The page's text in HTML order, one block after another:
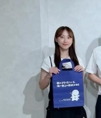
朝イチに職場で話を
がいて、入籍すると
て、その場はおめで
経つにつれ、喪失感
ちがわきあがり、仕
実ではないかと責め
いと告げ、今は仕事
悪くなり、お互い、